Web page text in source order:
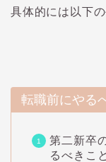
具体的には以下
転職前にやる
第二新卒
るべきこ